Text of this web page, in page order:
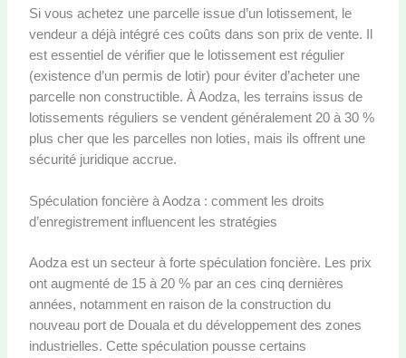
Si vous achetez une parcelle issue d’un lotissement, le
vendeur a déjà intégré ces coûts dans son prix de vente. Il
est essentiel de vérifier que le lotissement est régulier
(existence d’un permis de lotir) pour éviter d’acheter une
parcelle non constructible. À Aodza, les terrains issus de
lotissements réguliers se vendent généralement 20 à 30 %
plus cher que les parcelles non loties, mais ils offrent une
sécurité juridique accrue.
Spéculation foncière à Aodza : comment les droits
d’enregistrement influencent les stratégies
Aodza est un secteur à forte spéculation foncière. Les prix
ont augmenté de 15 à 20 % par an ces cinq dernières
années, notamment en raison de la construction du
nouveau port de Douala et du développement des zones
industrielles. Cette spéculation pousse certains